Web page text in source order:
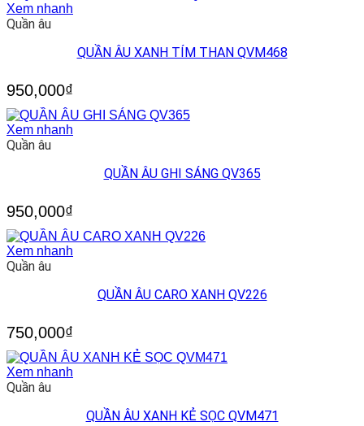
Xem nhanh
Quần âu
QUẦN ÂU XANH TÍM THAN QVM468
950,000₫
Xem nhanh
Quần âu
QUẦN ÂU GHI SÁNG QV365
950,000₫
Xem nhanh
Quần âu
QUẦN ÂU CARO XANH QV226
750,000₫
Xem nhanh
Quần âu
QUẦN ÂU XANH KẺ SỌC QVM471